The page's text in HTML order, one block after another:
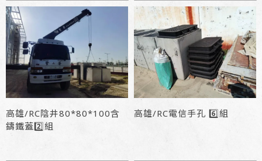
高雄/RC陰井80*80*100含
鑄鐵蓋2️⃣組
高雄/RC電信手孔 6️⃣組